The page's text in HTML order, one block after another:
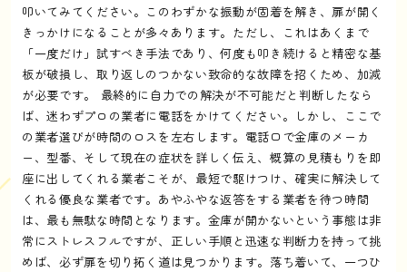
叩いてみてください。このわずかな振動が固着を解き、扉が開く
きっかけになることが多々あります。ただし、これはあくまで
「一度だけ」試すべき手法であり、何度も叩き続けると精密な基
板が破損し、取り返しのつかない致命的な故障を招くため、加減
が必要です。 最終的に自力での解決が不可能だと判断したなら
ば、迷わずプロの業者に電話をかけてください。しかし、ここで
の業者選びが時間のロスを左右します。電話口で金庫のメーカ
ー、型番、そして現在の症状を詳しく伝え、概算の見積もりを即
座に出してくれる業者こそが、最短で駆けつけ、確実に解決して
くれる優良な業者です。あやふやな返答をする業者を待つ時間
は、最も無駄な時間となります。金庫が開かないという事態は非
常にストレスフルですが、正しい手順と迅速な判断力を持って挑
めば、必ず扉を切り拓く道は見つかります。落ち着いて、一つひ